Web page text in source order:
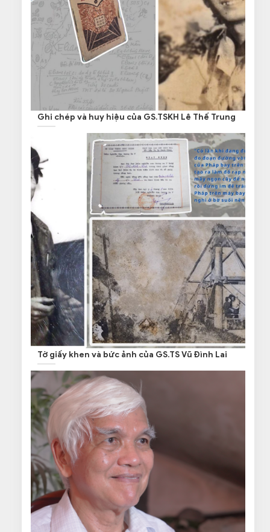
Ghi chép và huy hiệu của GS.TSKH Lê Thế Trung
Tờ giấy khen và bức ảnh của GS.TS Vũ Đình Lai